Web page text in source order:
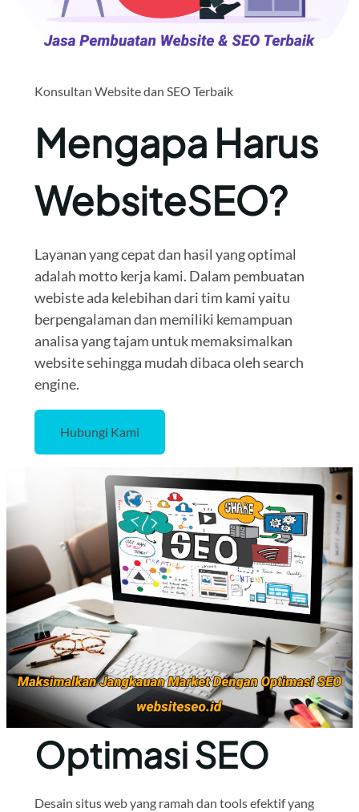
Konsultan Website dan SEO Terbaik
Mengapa Harus
WebsiteSEO?
Layanan yang cepat dan hasil yang optimal
adalah motto kerja kami. Dalam pembuatan
webiste ada kelebihan dari tim kami yaitu
berpengalaman dan memiliki kemampuan
analisa yang tajam untuk memaksimalkan
website sehingga mudah dibaca oleh search
engine.
Hubungi Kami
Optimasi SEO
Desain situs web yang ramah dan tools efektif yang